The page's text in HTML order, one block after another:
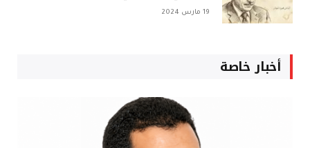
19 مارس 2024
أخبار خاصة